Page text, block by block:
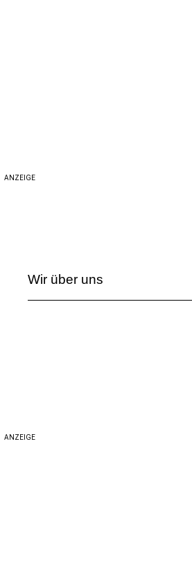
ANZEIGE
Wir über uns
ANZEIGE